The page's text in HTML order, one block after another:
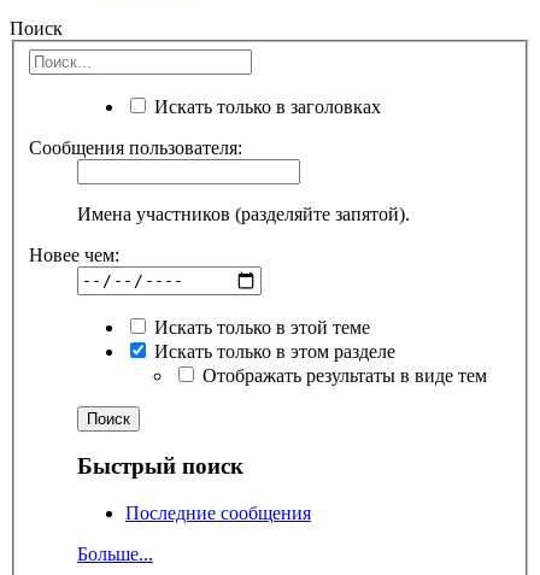
Поиск
Искать только в заголовках
Сообщения пользователя:
Имена участников (разделяйте запятой).
Новее чем:
Искать только в этой теме
Искать только в этом разделе
Отображать результаты в виде тем
Быстрый поиск
Последние сообщения
Больше...